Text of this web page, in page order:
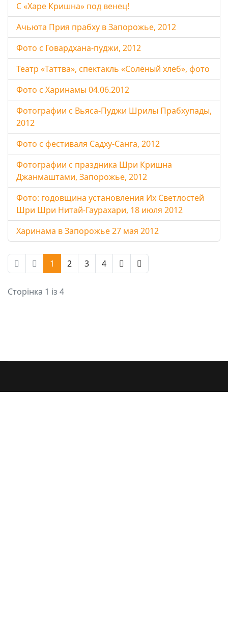
С «Харе Кришна» под венец!
Ачьюта Прия прабху в Запорожье, 2012
Фото с Говардхана-пуджи, 2012
Театр «Таттва», спектакль «Солёный хлеб», фото
Фото с Харинамы 04.06.2012
Фотографии с Вьяса-Пуджи Шрилы Прабхупады,
2012
Фото с фестиваля Садху-Санга, 2012
Фотографии с праздника Шри Кришна
Джанмаштами, Запорожье, 2012
Фото: годовщина установления Их Светлостей
Шри Шри Нитай-Гаурахари, 18 июля 2012
Харинама в Запорожье 27 мая 2012
1 2 3 4
Сторінка 1 із 4